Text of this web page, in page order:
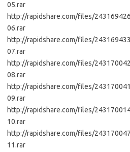
05.rar
http://rapidshare.com/files/
06.rar
http://rapidshare.com/files/
07.rar
http://rapidshare.com/files/
08.rar
http://rapidshare.com/files/
09.rar
http://rapidshare.com/files/
10.rar
http://rapidshare.com/files/
11.rar